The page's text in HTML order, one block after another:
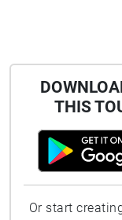
THIS
Or start